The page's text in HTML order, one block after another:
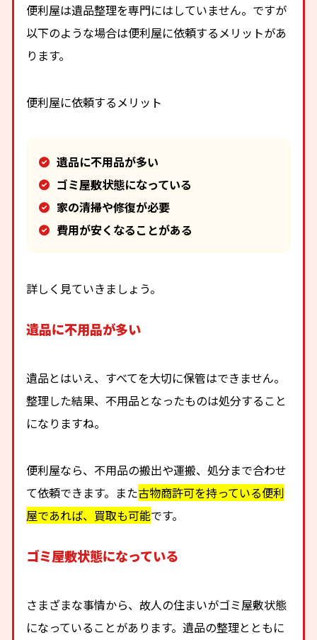
便利屋は遺品整理を専門にはしていません。ですが
以下のような場合は便利屋に依頼するメリットがあ
ります。
便利屋に依頼するメリット
遺品に不用品が多い
ゴミ屋敷状態になっている
家の清掃や修復が必要
費用が安くなることがある
詳しく見ていきましょう。
遺品に不用品が多い
遺品とはいえ、すべてを大切に保管はできません。
整理した結果、不用品となったものは処分すること
になりますね。
便利屋なら、不用品の搬出や運搬、処分まで合わせ
て依頼できます。また古物商許可を持っている便利
屋であれば、買取も可能です。
ゴミ屋敷状態になっている
さまざまな事情から、故人の住まいがゴミ屋敷状態
になっていることがあります。遺品の整理とともに